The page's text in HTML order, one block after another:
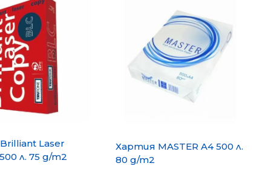
Laser
л. 75 g/m2
Хартия MASTER A4 500 л.
80 g/m2